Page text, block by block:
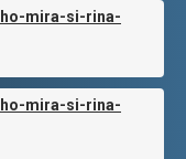
mira-si-rina-
mira-si-rina-